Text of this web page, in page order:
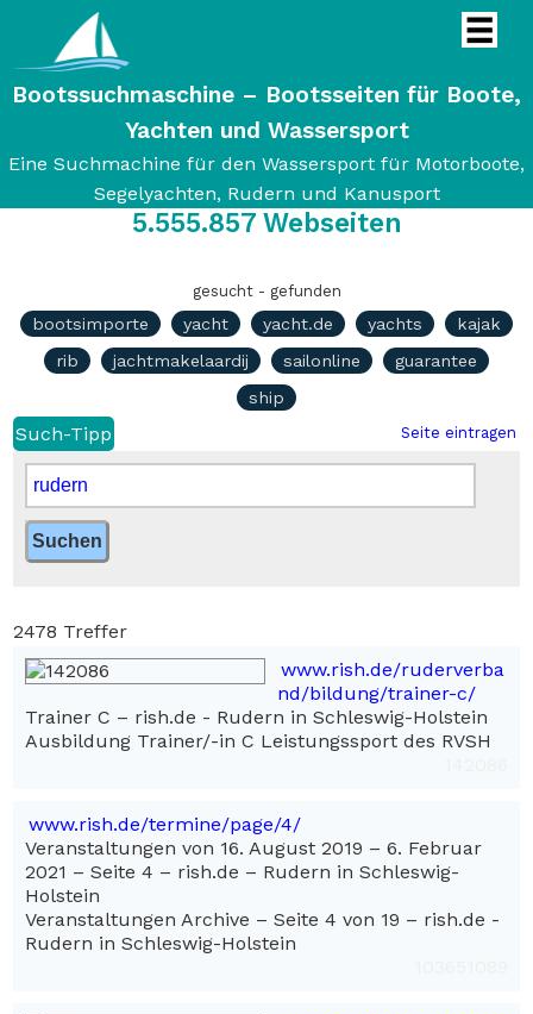
Bootssuchmaschine – Bootsseiten für Boote,
Yachten und Wassersport
Eine Suchmachine für den Wassersport für Motorboote,
Segelyachten, Rudern und Kanusport
5.555.857 Webseiten
gesucht - gefunden
bootsimporte yacht yacht.de yachts
kajak
rib
jachtmakelaardij sailonline
guarantee
ship
Such-Tipp Seite eintragen
2478 Treffer
www.rish.de/ruderverba
nd/bildung/trainer-c/
Trainer C – rish.de - Rudern in Schleswig-Holstein
Ausbildung Trainer/-in C Leistungssport des RVSH
www.rish.de/termine/page/4/
Veranstaltungen von 16. August 2019 – 6. Februar
2021 – Seite 4 – rish.de – Rudern in Schleswig-
Holstein
Veranstaltungen Archive – Seite 4 von 19 – rish.de -
Rudern in Schleswig-Holstein